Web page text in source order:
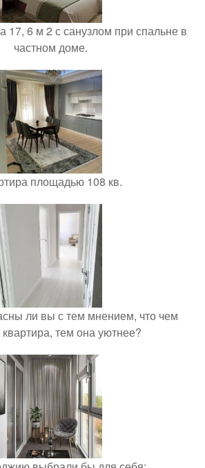
17, 6 м 2 с санузлом при спальне в
частном доме.
площадью 108 кв.
ли вы с тем мнением, что чем
квартира, тем она уютнее?